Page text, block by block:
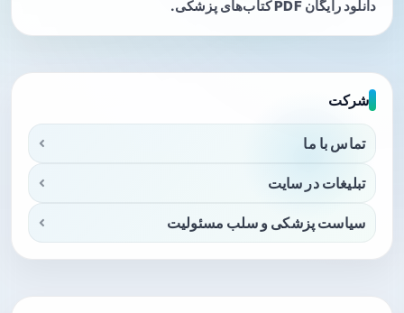
دانلود رایگان PDF کتاب‌های پزشکی.
شرکت
تماس با ما
تبلیغات در سایت
سیاست پزشکی و سلب مسئولیت